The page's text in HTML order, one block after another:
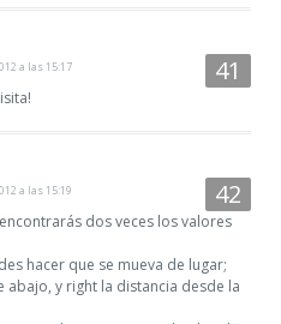
a las 15:17
a las 15:19
dos veces los valores
hacer que se mueva de lugar;
y right la distancia desde la